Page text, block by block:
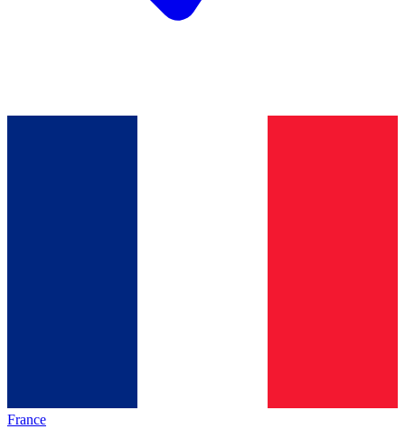
France